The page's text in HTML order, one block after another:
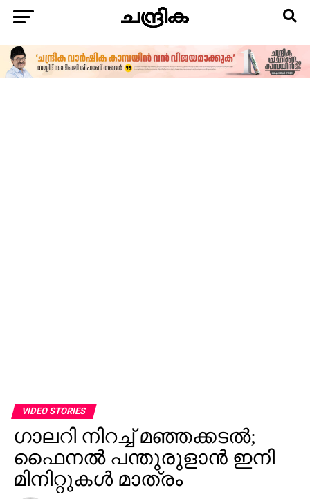
VIDEO STORIES
ഗാലറി നിറച്ച് മഞ്ഞക്കടല്‍;
ഫൈനല്‍ പന്തുരുളാന്‍ ഇനി
മിനിറ്റുകള്‍ മാത്രം